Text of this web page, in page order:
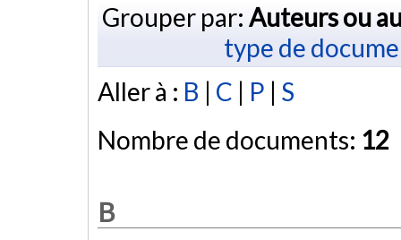
Grouper par: Auteurs ou
type de
Aller à : B | C | P | S
Nombre de documents: 12
B